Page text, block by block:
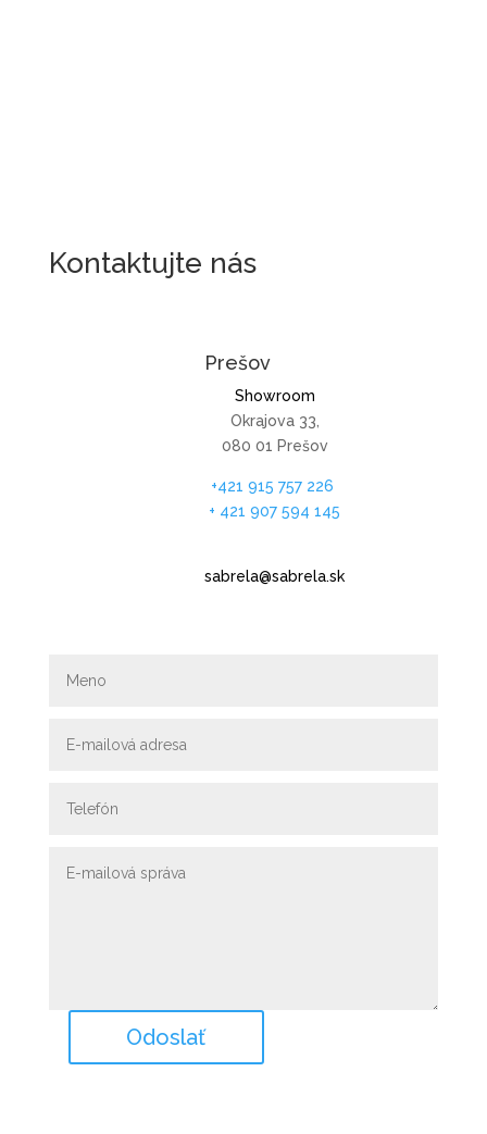
Kontaktujte nás
Prešov
Showroom
Okrajova 33,
080 01 Prešov
+421 915 757 226
+ 421 907 594 145
sabrela@sabrela.sk
Odoslať